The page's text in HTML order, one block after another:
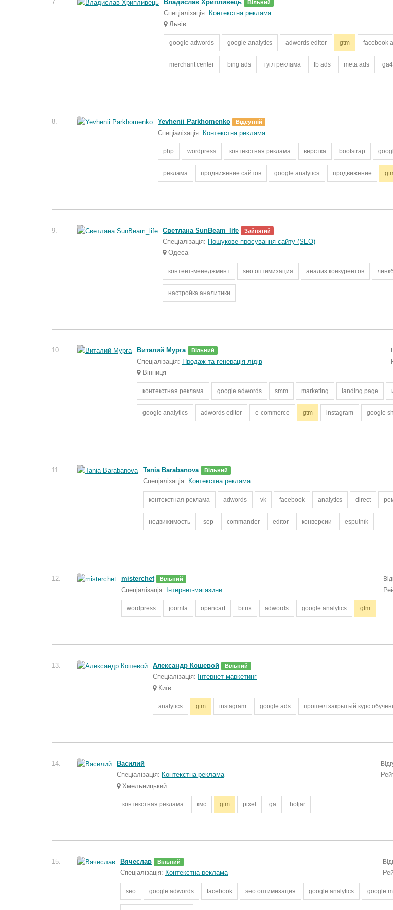
7. Владислав Хрипливець Вільний
Спеціалізація: Контекстна реклама
Львів
google adwords google analytics adwords editor gtm facebook
merchant center bing ads гугл реклама fb ads meta ads ga4
8. Yevhenii Parkhomenko Відсутній
Спеціалізація: Контекстна реклама
php wordpress контекстная реклама верстка bootstrap
реклама продвижение сайтов google analytics продвижение
9. Светлана SunBeam_life Зайнятий
Спеціалізація: Пошукове просування сайту (SEO)
Одеса
контент-менеджмент seo оптимизация анализ конкурентов
настройка аналитики
10. Виталий Мурга Вільний
Спеціалізація: Продаж та генерація лідів
Вінниця
контекстная реклама google adwords smm marketing landing page
google analytics adwords editor e-commerce gtm instagram google
11. Tania Barabanova Вільний
Спеціалізація: Контекстна реклама
контекстная реклама adwords vk facebook analytics direct
недвижимость sep commander editor конверсии esputnik
12. misterchet Вільний
Спеціалізація: Інтернет-магазини
wordpress joomla opencart bitrix adwords google analytics gtm
13. Александр Кошевой Вільний
Спеціалізація: Інтернет-маркетинг
Київ
analytics gtm instagram google ads прошел закрытый курс
14.
Василий
Спеціалізація: Контекстна реклама
Хмельницький
контекстная реклама кмс gtm pixel ga hotjar
15. Вячеслав Вільний
Спеціалізація: Контекстна реклама
seo google adwords facebook seo оптимизация google analytics google